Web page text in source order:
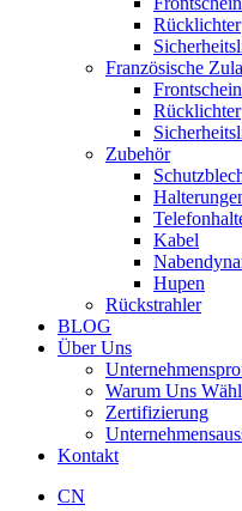
Rücklichter
Französische
Rücklichter
Zubehör
Kabel
Hupen
Rückstrahler
BLOG
Über Uns
Warum Uns
Zertifizierung
Kontakt
CN